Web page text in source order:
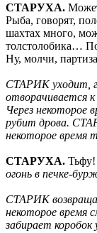
СТАРУХА.
Рыба, говорят,
шахтах много,
толстолобика…
Ну, молчи,
СТАРИК уходит,
отворачивается
Через некоторое
рубит дрова.
некоторое
СТАРУХА.
огонь в печке-
СТАРИК
некоторое время
забирает